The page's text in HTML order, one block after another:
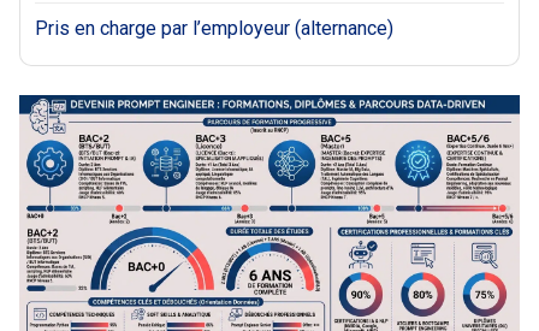
Pris en charge par l’employeur (alternance)